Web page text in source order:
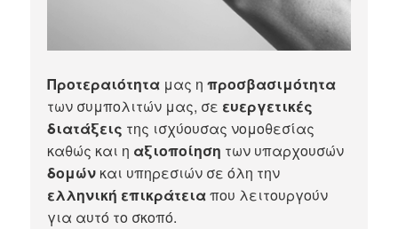
Προτεραιότητα μας ηπροσβασιμότητα
των συμπολιτών μας, σε ευεργετικές
διατάξεις της ισχύουσας νομοθεσίας
καθώς και η αξιοποίηση των υπαρχουσών
δομών και υπηρεσιών σε όλη την
ελληνική επικράτειαπου λειτουργούν
για αυτό το σκοπό.​